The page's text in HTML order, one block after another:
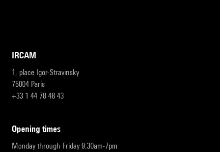
IRCAM
1, place Igor-Stravinsky
75004 Paris
+33 1 44 78 48 43
opening times
Monday through Friday 9:30am-7pm